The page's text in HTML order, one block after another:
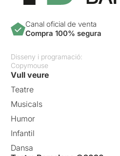
Canal oficial de venta
Compra 100% segura
Disseny i programació:
Copymouse
Vull veure
Teatre
Musicals
Humor
Infantil
Dansa